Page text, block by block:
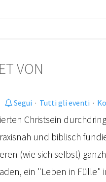
VON
Segui · Tutti gli eventi ·
Christsein
und biblisch
(wie sich selbst)
ein "Leben in Fülle"